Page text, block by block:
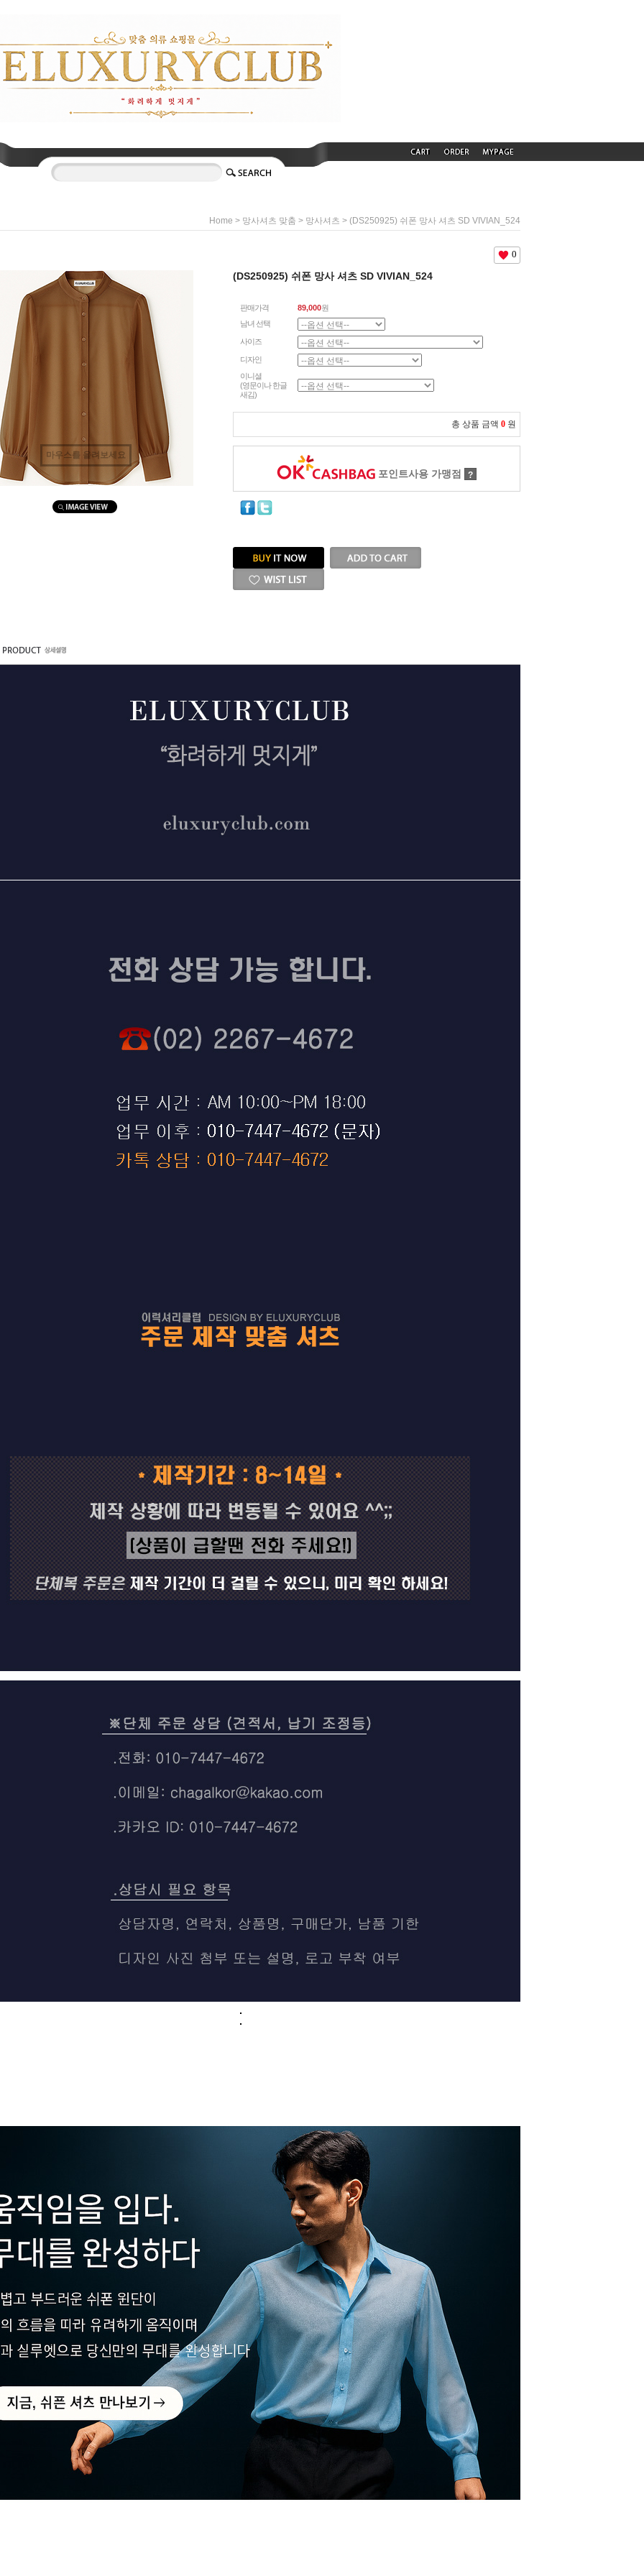
Home > 망사셔츠 맞춤 > 망사셔츠 > (DS250925) 쉬폰 망사 셔츠 SD VIVIAN_524
마우스를 올려보세요
0
(DS250925) 쉬폰 망사 셔츠 SD VIVIAN_524
판매가격 89,000원
남녀 선택
사이즈
디자인
이니셜
(영문이나 한글
새김)
총 상품 금액 0 원
포인트사용 가맹점 ?